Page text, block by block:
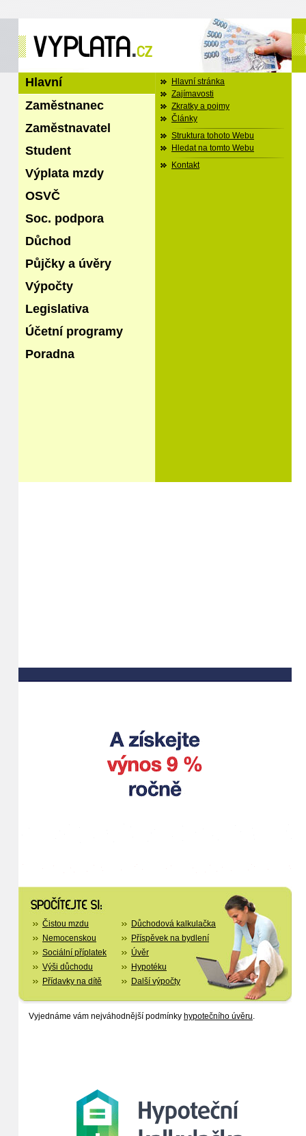
Hlavní
Zaměstnanec
Zaměstnavatel
Student
Výplata mzdy
OSVČ
Soc. podpora
Důchod
Půjčky a úvěry
Výpočty
Legislativa
Účetní programy
Poradna
Hlavní stránka
Zajímavosti
Zkratky a pojmy
Články
Struktura tohoto Webu
Hledat na tomto Webu
Kontakt
Čistou mzdu
Nemocenskou
Sociální příplatek
Výši důchodu
Přídavky na dítě
Důchodová kalkulačka
Příspěvek na bydlení
Úvěr
Hypotéku
Další výpočty
Vyjednáme vám nejváhodnější podmínky hypotečního úvěru.